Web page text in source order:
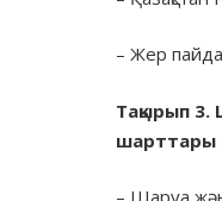
– Жер
Тақырып 3.
шарттары
– Шаруа